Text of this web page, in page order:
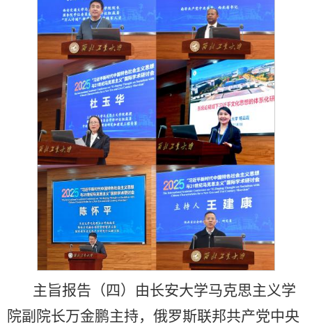
主旨报告（四）由长安大学马克思主义学
院副院长万金鹏主持，俄罗斯联邦共产党中央